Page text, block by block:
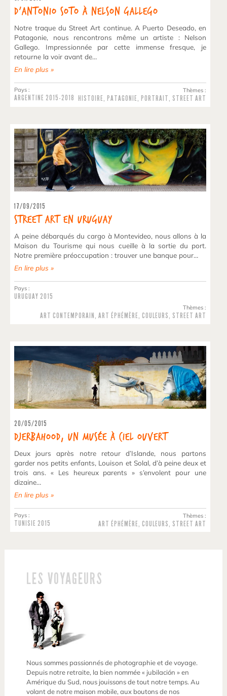
D’Antonio Soto à Nelson Gallego
Notre traque du Street Art continue. A Puerto Deseado, en
Patagonie, nous rencontrons même un artiste : Nelson
Gallego. Impressionnée par cette immense fresque, je
retourne la voir avant de…
En lire plus »
Pays :
ARGENTINE 2015-2018
Thèmes :
HISTOIRE, PATAGONIE, PORTRAIT, STREET ART
17/09/2015
Street Art en Uruguay
A peine débarqués du cargo à Montevideo, nous allons à la
Maison du Tourisme qui nous cueille à la sortie du port.
Notre première préoccupation : trouver une banque pour…
En lire plus »
Pays :
URUGUAY 2015
Thèmes :
ART CONTEMPORAIN, ART ÉPHÉMÈRE, COULEURS, STREET ART
20/05/2015
Djerbahood, un musée à ciel ouvert
Deux jours après notre retour d’Islande, nous partons
garder nos petits enfants, Louison et Solal, d’à peine deux et
trois ans. « Les heureux parents » s’envolent pour une
dizaine…
En lire plus »
Pays :
TUNISIE 2015
Thèmes :
ART ÉPHÉMÈRE, COULEURS, STREET ART
LES VOYAGEURS
Nous sommes passionnés de photographie et de voyage.
Depuis notre retraite, la bien nommée « jubilación » en
Amérique du Sud, nous jouissons de tout notre temps. Au
volant de notre maison mobile, aux boutons de nos